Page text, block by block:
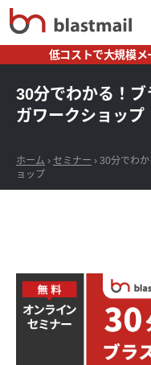
低コストで大規模
30分でわかる！
ガワークショップ
ホーム › セミナー › 30分でわ
ョップ